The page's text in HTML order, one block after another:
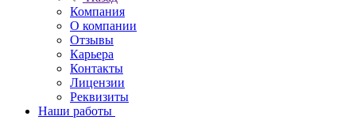
Компания
О компании
Отзывы
Карьера
Контакты
Лицензии
Реквизиты
Наши работы